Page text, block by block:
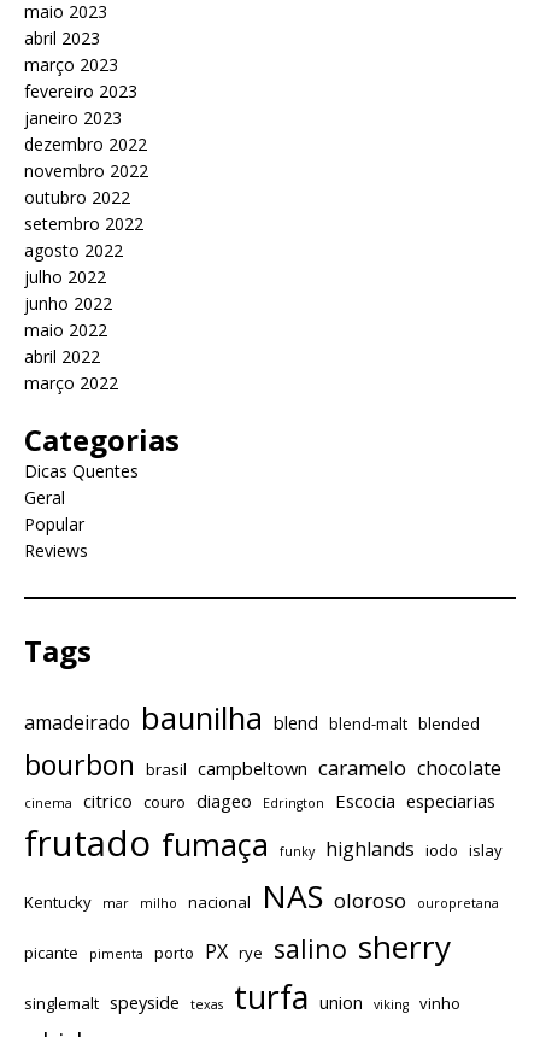
maio 2023
abril 2023
março 2023
fevereiro 2023
janeiro 2023
dezembro 2022
novembro 2022
outubro 2022
setembro 2022
agosto 2022
julho 2022
junho 2022
maio 2022
abril 2022
março 2022
Categorias
Dicas Quentes
Geral
Popular
Reviews
Tags
amadeirado baunilha blend blend-malt blended
bourbon brasil campbeltown caramelo chocolate
cinema citrico couro diageo Edrington Escocia especiarias
frutado fumaça funky highlands iodo islay
Kentucky mar milho nacional NAS oloroso ouropretana
picante pimenta porto PX rye salino sherry
singlemalt speyside texas turfa union viking vinho